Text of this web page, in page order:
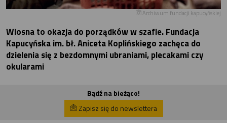
Archiwum fundacji kapucyńskiej
Wiosna to okazja do porządków w szafie. Fundacja
Kapucyńska im. bł. Aniceta Koplińskiego zachęca do
dzielenia się z bezdomnymi ubraniami, plecakami czy
okularami
Bądź na bieżąco!
Zapisz się do newslettera